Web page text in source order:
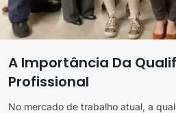
A Importância Da
Profissional
No mercado de trabalho atual, a